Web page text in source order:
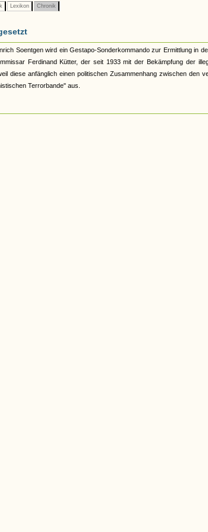
Lexikon Chronik
Soentgen wird ein Gestapo-Sonderkommando zur Ermittlung in
Ferdinand Kütter, der seit 1933 mit der Bekämpfung der
diese anfänglich einen politischen Zusammenhang zwischen den
Terrorbande" aus.